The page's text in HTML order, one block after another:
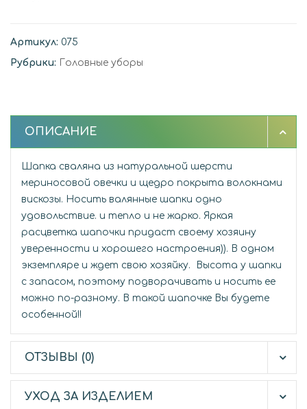
Артикул: 075
Рубрики: Головные уборы
ОПИСАНИЕ
Шапка сваляна из натуральной шерсти
мериносовой овечки и щедро покрыта волокнами
вискозы. Носить валянные шапки одно
удовольствие. и тепло и не жарко. Яркая
расцветка шапочки придаст своему хозяину
уверенности и хорошего настроения)). В одном
экземпляре и ждет свою хозяйку. Высота у шапки
с запасом, поэтому подворачивать и носить ее
можно по-разному. В такой шапочке Вы будете
особенной!!
ОТЗЫВЫ (0)
УХОД ЗА ИЗДЕЛИЕМ